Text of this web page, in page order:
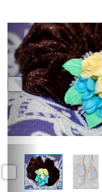
v
i
o
u
s
P
r